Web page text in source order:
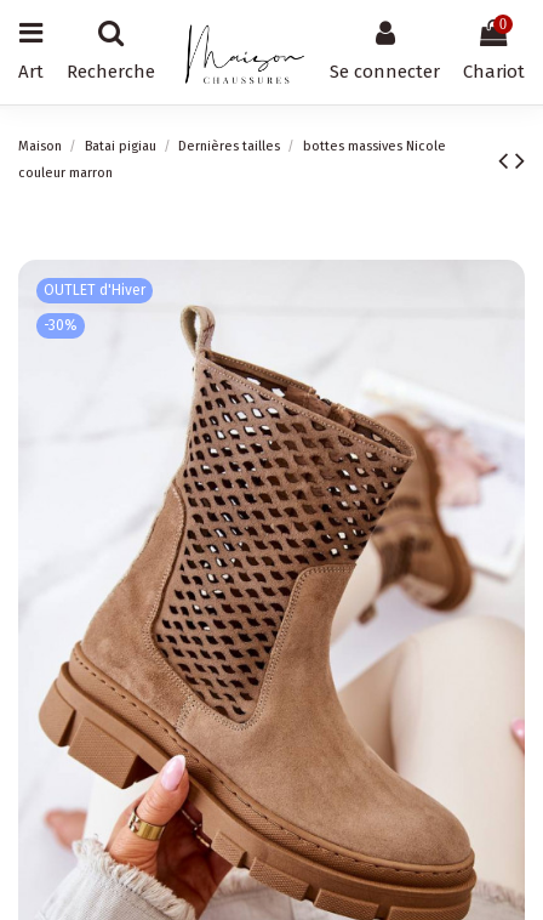
Art Recherche Se connecter
0
Chariot
Maison Batai pigiau Dernières tailles
bottes massives Nicole
couleur marron
OUTLET d'Hiver
-30%